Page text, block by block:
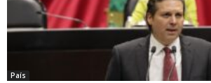
País